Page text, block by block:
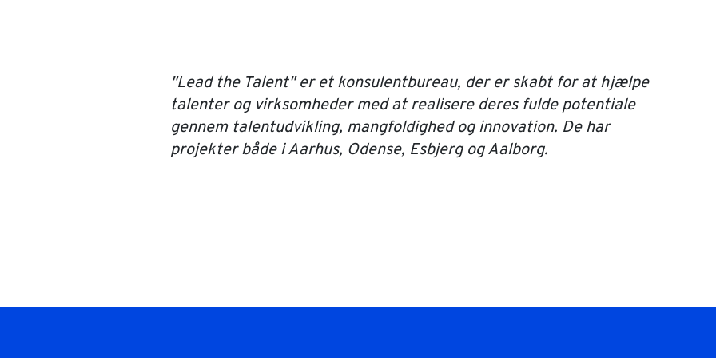
"Lead the Talent" er et konsulentbureau, der er skabt for at hjælpe
talenter og virksomheder med at realisere deres fulde potentiale
gennem talentudvikling, mangfoldighed og innovation. De har
projekter både i Aarhus, Odense, Esbjerg og Aalborg.